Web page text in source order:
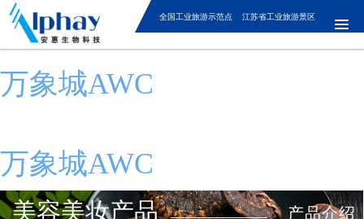
万象城AWC
万象城AWC
全国工业旅游示范点 江苏省工业旅游景区
美容美妆产品 产品介绍